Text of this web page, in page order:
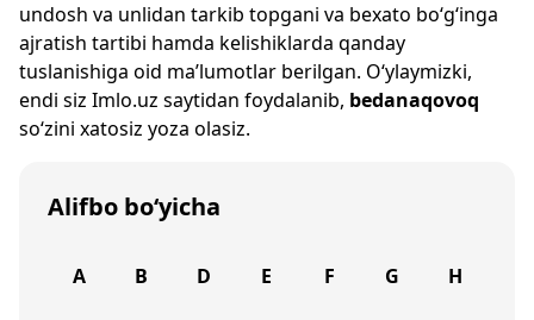
undosh va unlidan tarkib topgani va bexato bo‘g‘inga
ajratish tartibi hamda kelishiklarda qanday
tuslanishiga oid ma’lumotlar berilgan. O‘ylaymizki,
endi siz Imlo.uz saytidan foydalanib, bedanaqovoq
so‘zini xatosiz yoza olasiz.
Alifbo bo‘yicha
A B D E F G H